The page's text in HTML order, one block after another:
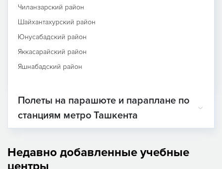
Чиланзарский район
Шайхантахурский район
Юнусабадский район
Яккасарайский район
Яшнабадский район
Полеты на парашюте и параплане по
станциям метро Ташкента
Недавно добавленные учебные
центры